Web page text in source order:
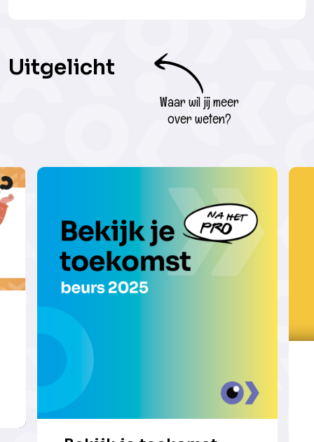
Uitgelicht
Waar wil jij meer
over weten?